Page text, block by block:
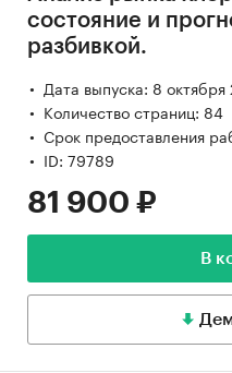
состояние и
разбивкой.
Дата выпуска: 8
Количество страниц: 84
Срок предоставления
ID: 79789
81 900 ₽
В